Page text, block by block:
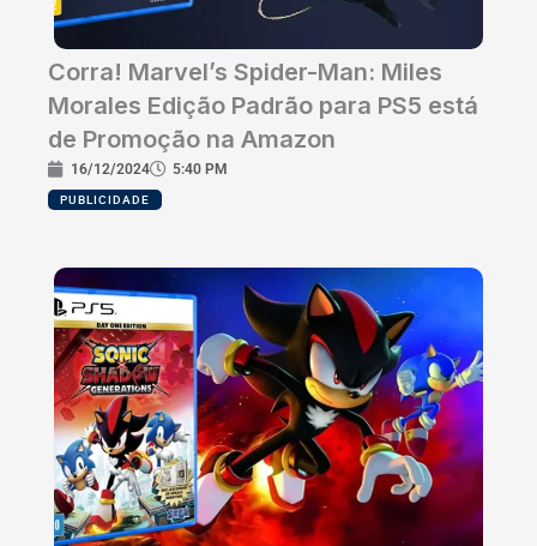
Corra! Marvel’s Spider-Man: Miles
Morales Edição Padrão para PS5 está
de Promoção na Amazon
16/12/2024 5:40 PM
PUBLICIDADE